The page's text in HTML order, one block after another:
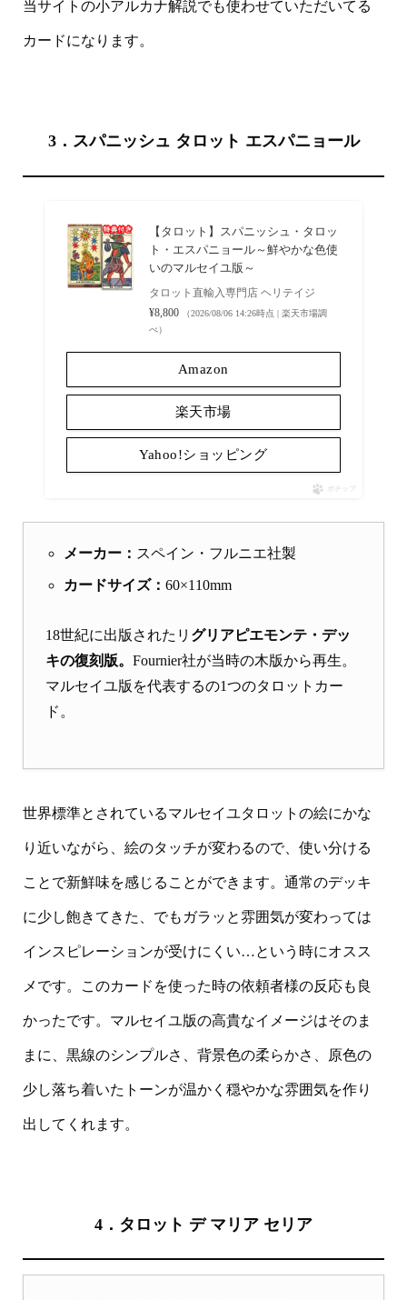
当サイトの小アルカナ解説でも使わせていただいてる
カードになります。
3．スパニッシュ タロット エスパニョール
【タロット】スパニッシュ・タロッ
ト・エスパニョール～鮮やかな色使
いのマルセイユ版～
タロット直輸入専門店 ヘリテイジ
¥8,800
（2026/08/06 14:26時点 | 楽天市場調
べ）
Amazon
楽天市場
Yahoo!ショッピング
ポチップ
メーカー： スペイン・フルニエ社製
カードサイズ： 60×110mm
18世紀に出版されたリ グリアピエモンテ・デッ
キの復刻版。 Fournier社が当時の木版から再生。
マルセイユ版を代表するの1つのタロットカー
ド。
世界標準とされているマルセイユタロットの絵にかな
り近いながら、絵のタッチが変わるので、使い分ける
ことで新鮮味を感じることができます。通常のデッキ
に少し飽きてきた、でもガラッと雰囲気が変わっては
インスピレーションが受けにくい…という時にオスス
メです。このカードを使った時の依頼者様の反応も良
かったです。マルセイユ版の高貴なイメージはそのま
まに、黒線のシンプルさ、背景色の柔らかさ、原色の
少し落ち着いたトーンが温かく穏やかな雰囲気を作り
出してくれます。
4．タロット デ マリア セリア